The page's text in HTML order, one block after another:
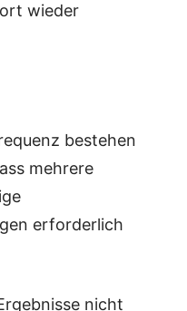
wieder
bestehen
mehrere
erforderlich
nicht